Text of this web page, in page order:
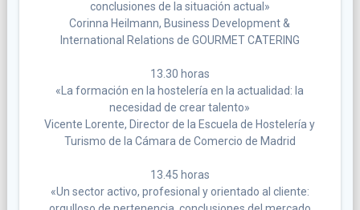
conclusiones de la situación actual»
Corinna Heilmann, Business Development &
International Relations de GOURMET CATERING
13.30 horas
«La formación en la hostelería en la actualidad: la
necesidad de crear talento»
Vicente Lorente, Director de la Escuela de Hostelería y
Turismo de la Cámara de Comercio de Madrid
13.45 horas
«Un sector activo, profesional y orientado al cliente: